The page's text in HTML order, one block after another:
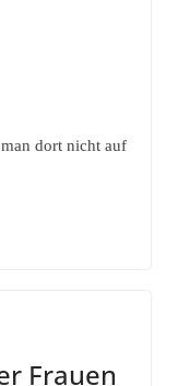
dort nicht auf
Frauen